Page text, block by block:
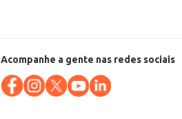
Acompanhe a gente nas redes sociais